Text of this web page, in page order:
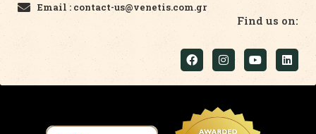
Email : contact-us@venetis.com.gr
Find us on: